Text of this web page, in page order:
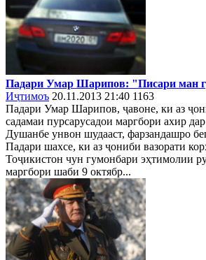
Падари Умар Шарипов: "Писари ман
Иҷтимоъ 20.11.2013 21:40 1163
Падари Умар Шарипов, ҷавоне, ки аз
садамаи пурсарусадои маргбори ахир
Душанбе унвон шудааст, фарзандашро
Падари шахсе, ки аз ҷониби вазорати
Тоҷикистон чун гумонбари эҳтимолии
маргбори шаби 9 октябр...